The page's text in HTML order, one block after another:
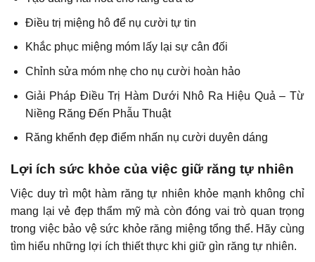
Điều trị miệng hô để nụ cười tự tin
Khắc phục miệng móm lấy lại sự cân đối
Chỉnh sửa móm nhẹ cho nụ cười hoàn hảo
Giải Pháp Điều Trị Hàm Dưới Nhô Ra Hiệu Quả – Từ
Niềng Răng Đến Phẫu Thuật
Răng khểnh đẹp điểm nhấn nụ cười duyên dáng
Lợi ích sức khỏe của việc giữ răng tự nhiên
Việc duy trì một hàm răng tự nhiên khỏe mạnh không chỉ
mang lại vẻ đẹp thẩm mỹ mà còn đóng vai trò quan trọng
trong việc bảo vệ sức khỏe răng miệng tổng thể. Hãy cùng
tìm hiểu những lợi ích thiết thực khi giữ gìn răng tự nhiên.